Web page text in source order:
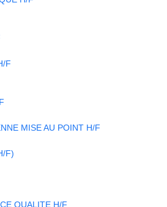
F
MISE AU POINT H/F
F)
QUALITE H/F